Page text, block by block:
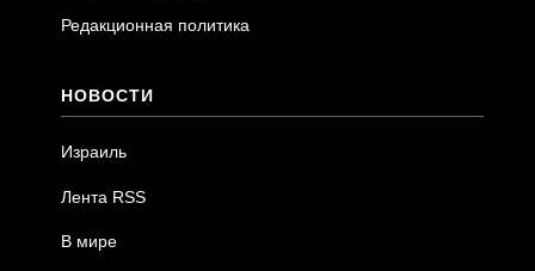
Редакционная политика
НОВОСТИ
Израиль
Лента RSS
В мире